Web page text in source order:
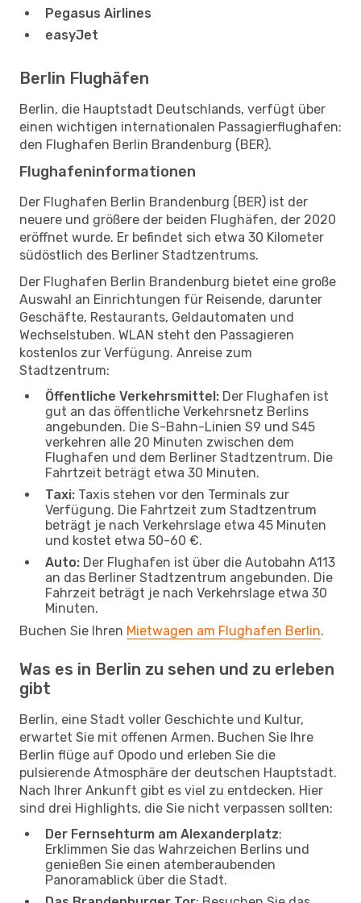
Pegasus Airlines
easyJet
Berlin Flughäfen
Berlin, die Hauptstadt Deutschlands, verfügt über
einen wichtigen internationalen Passagierflughafen:
den Flughafen Berlin Brandenburg (BER).
Flughafeninformationen
Der Flughafen Berlin Brandenburg (BER) ist der
neuere und größere der beiden Flughäfen, der 2020
eröffnet wurde. Er befindet sich etwa 30 Kilometer
südöstlich des Berliner Stadtzentrums.
Der Flughafen Berlin Brandenburg bietet eine große
Auswahl an Einrichtungen für Reisende, darunter
Geschäfte, Restaurants, Geldautomaten und
Wechselstuben. WLAN steht den Passagieren
kostenlos zur Verfügung. Anreise zum
Stadtzentrum:
Öffentliche Verkehrsmittel: Der Flughafen ist
gut an das öffentliche Verkehrsnetz Berlins
angebunden. Die S-Bahn-Linien S9 und S45
verkehren alle 20 Minuten zwischen dem
Flughafen und dem Berliner Stadtzentrum. Die
Fahrtzeit beträgt etwa 30 Minuten.
Taxi: Taxis stehen vor den Terminals zur
Verfügung. Die Fahrtzeit zum Stadtzentrum
beträgt je nach Verkehrslage etwa 45 Minuten
und kostet etwa 50-60 €.
Auto: Der Flughafen ist über die Autobahn A113
an das Berliner Stadtzentrum angebunden. Die
Fahrzeit beträgt je nach Verkehrslage etwa 30
Minuten.
Buchen Sie Ihren Mietwagen am Flughafen Berlin.
Was es in Berlin zu sehen und zu erleben
gibt
Berlin, eine Stadt voller Geschichte und Kultur,
erwartet Sie mit offenen Armen. Buchen Sie Ihre
Berlin flüge auf Opodo und erleben Sie die
pulsierende Atmosphäre der deutschen Hauptstadt.
Nach Ihrer Ankunft gibt es viel zu entdecken. Hier
sind drei Highlights, die Sie nicht verpassen sollten:
Der Fernsehturm am Alexanderplatz:
Erklimmen Sie das Wahrzeichen Berlins und
genießen Sie einen atemberaubenden
Panoramablick über die Stadt.